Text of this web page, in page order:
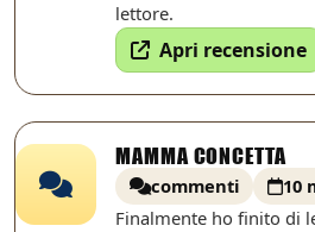
lettore.
Apri recensione
MAMMA CONCETTA
commenti
10
Finalmente ho finito di